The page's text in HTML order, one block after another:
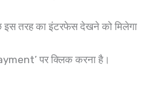
तरह का इंटरफेस देखने को मिलेगा
पर क्लिक करना है।